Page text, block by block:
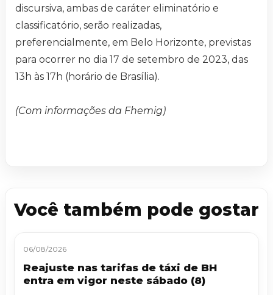
discursiva, ambas de caráter eliminatório e
classificatório, serão realizadas,
preferencialmente, em Belo Horizonte, previstas
para ocorrer no dia 17 de setembro de 2023, das
13h às 17h (horário de Brasília).
(Com informações da Fhemig)
Você também pode gostar
06/08/2026
Reajuste nas tarifas de táxi de BH
entra em vigor neste sábado (8)